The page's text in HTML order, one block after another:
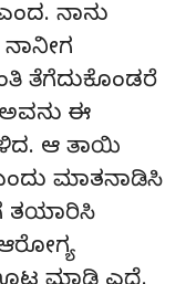
ನಾನು
ತೆಗೆದುಕೊಂಡರೆ
ಅವನು ಈ
ಆ ತಾಯಿ
ಮಾತನಾಡಿಸಿ
ತಯಾರಿಸಿ